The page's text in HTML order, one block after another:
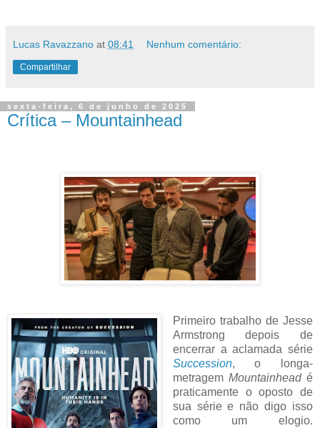
Lucas Ravazzano at 08:41 Nenhum comentário:
Compartilhar
sexta-feira, 6 de junho de 2025
Crítica – Mountainhead
Primeiro trabalho de Jesse
Armstrong depois de
encerrar a aclamada série
Succession, o longa-
metragem Mountainheadé
praticamente o oposto de
sua série e não digo isso
como um elogio.